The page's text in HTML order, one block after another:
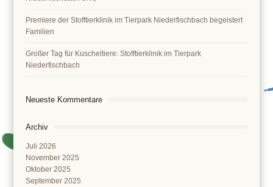
Premiere der Stofftierklinik im Tierpark Niederfischbach begeistert
Familien
Großer Tag für Kuscheltiere: Stofftierklinik im Tierpark
Niederfischbach
Neueste Kommentare
Archiv
Juli 2026
November 2025
Oktober 2025
September 2025